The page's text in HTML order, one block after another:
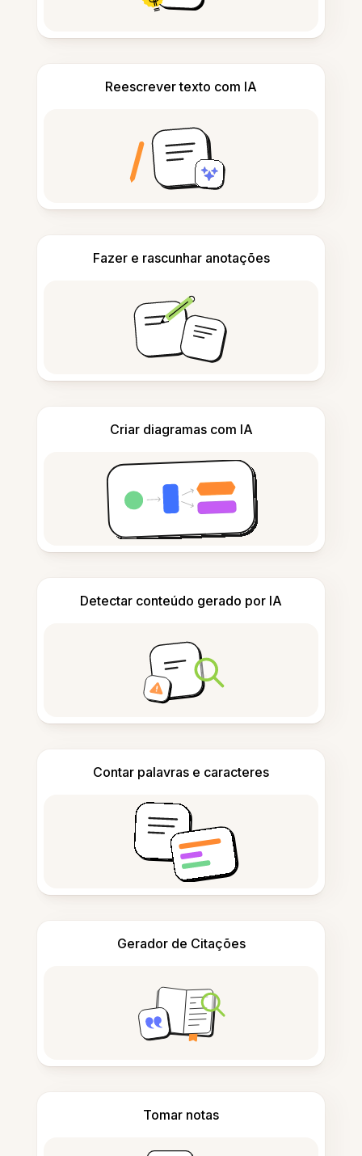
Reescrever texto com IA
Fazer e rascunhar anotações
Criar diagramas com IA
Detectar conteúdo gerado por IA
Contar palavras e caracteres
Gerador de Citações
Tomar notas